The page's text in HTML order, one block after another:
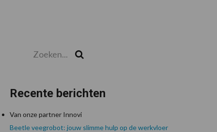
Recente berichten
Van onze partner Innovi
Beetle veegrobot: jouw slimme hulp op de werkvloer